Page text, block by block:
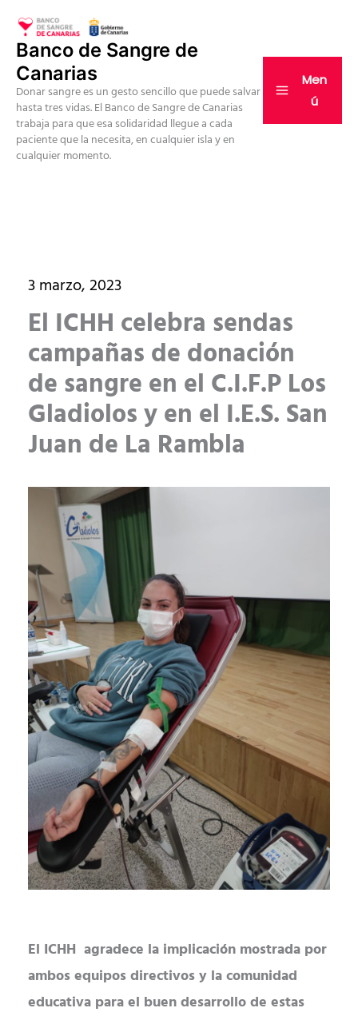
contenido
Banco de Sangre de
Canarias
Donar sangre es un gesto sencillo que puede salvar
hasta tres vidas. El Banco de Sangre de Canarias
trabaja para que esa solidaridad llegue a cada
paciente que la necesita, en cualquier isla y en
cualquier momento.
Men
ú
3 marzo, 2023
El ICHH celebra sendas
campañas de donación
de sangre en el C.I.F.P Los
Gladiolos y en el I.E.S. San
Juan de La Rambla
El ICHH agradece la implicación mostrada por
ambos equipos directivos y la comunidad
educativa para el buen desarrollo de estas